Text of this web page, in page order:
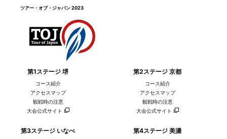
ツアー・オブ・ジャパン 2023
第1ステージ 堺
コース紹介
アクセスマップ
観戦時の注意
大会公式サイト
第2ステージ 京都
コース紹介
アクセスマップ
観戦時の注意
大会公式サイト
第3ステージ いなべ 第4ステージ 美濃